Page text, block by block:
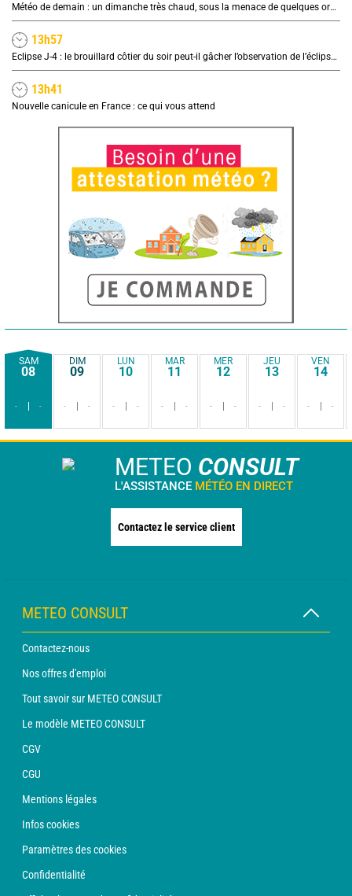
Météo de demain : un dimanche très chaud, sous la menace de quelques orages
13h57
Eclipse J-4 : le brouillard côtier du soir peut-il gâcher l’observation de l’éclipse à la plage ?
13h41
Nouvelle canicule en France : ce qui vous attend
SAM
08
- -
DIM
09
- -
LUN
10
- -
MAR
11
- -
MER
12
- -
JEU
13
- -
VEN
14
- -
METEO CONSULT
L'ASSISTANCE MÉTÉO EN DIRECT
Contactez le service client
METEO CONSULT
Contactez-nous
Nos offres d'emploi
Tout savoir sur METEO CONSULT
Le modèle METEO CONSULT
CGV
CGU
Mentions légales
Infos cookies
Paramètres des cookies
Confidentialité